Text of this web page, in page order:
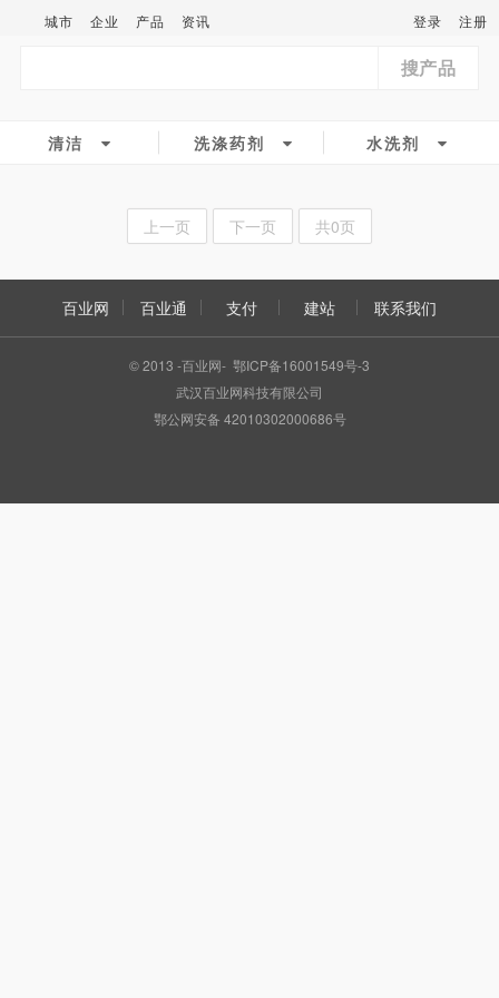
城市 企业 产品 资讯 登录 注册
搜产品
清洁 洗涤药剂 水洗剂
上一页 下一页 共0页
百业网 百业通 支付 建站 联系我们
© 2013 -百业网- 鄂ICP备16001549号-3
武汉百业网科技有限公司
鄂公网安备 42010302000686号